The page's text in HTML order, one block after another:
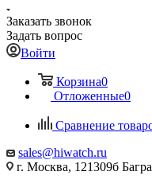
Заказать звонок
Задать вопрос
Войти
Корзина0
Отложенные0
Сравнение
sales@hiwatch.ru
г. Москва, 121309б